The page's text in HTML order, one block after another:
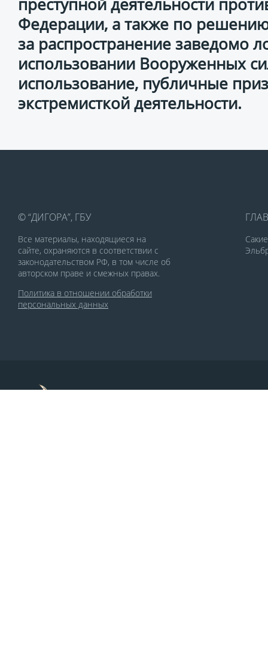
Федерации, а также по
за распространение заведомо
использовании Вооруженных
использование, публичные
экстремисткой деятельности.
© “ДИГОРА”, ГБУ
Все материалы, находящиеся на
сайте, охраняются в соответствии с
законодательством РФ, в том числе об
авторском праве и смежных правах.
Политика в отношении обработки
персональных данных